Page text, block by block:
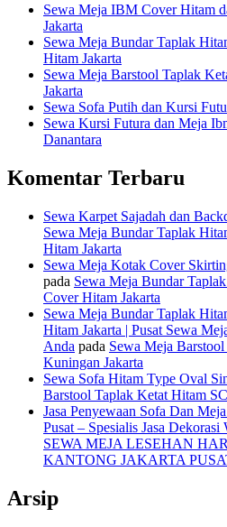
Sewa Meja IBM Cover Hitam
Jakarta
Sewa Meja Bundar Taplak
Hitam Jakarta
Sewa Meja Barstool Taplak
Jakarta
Sewa Sofa Putih dan Kursi
Sewa Kursi Futura dan Meja
Danantara
Komentar Terbaru
Sewa Karpet Sajadah dan
Sewa Meja Bundar Taplak
Hitam Jakarta
Sewa Meja Kotak Cover
pada Sewa Meja Bundar
Cover Hitam Jakarta
Sewa Meja Bundar Taplak
Hitam Jakarta | Pusat Sewa
Anda pada Sewa Meja
Kuningan Jakarta
Sewa Sofa Hitam Type Oval
Barstool Taplak Ketat Hitam
Jasa Penyewaan Sofa Dan
Pusat – Spesialis Jasa Dekorasi
SEWA MEJA LESEHAN
KANTONG JAKARTA
Arsip